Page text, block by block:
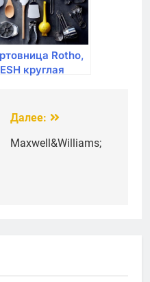
Rotho,
круглая
Далее:
Maxwell&Williams;